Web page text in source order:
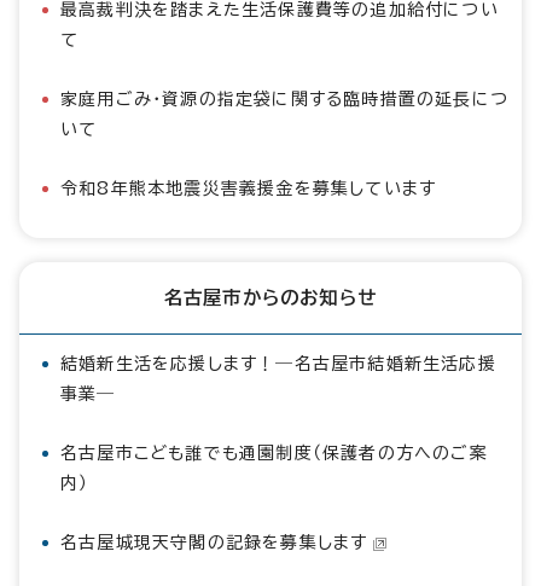
最高裁判決を踏まえた生活保護費等の追加給付につい
て
家庭用ごみ・資源の指定袋に関する臨時措置の延長につ
いて
令和8年熊本地震災害義援金を募集しています
名古屋市からのお知らせ
結婚新生活を応援します！―名古屋市結婚新生活応援
事業―
名古屋市こども誰でも通園制度（保護者の方へのご案
内）
名古屋城現天守閣の記録を募集します